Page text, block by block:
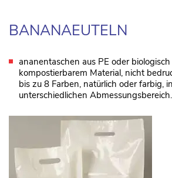
BANANAEUTELN
ananentaschen aus PE oder
kompostierbarem Material, nicht
bis zu 8 Farben, natürlich oder farbig,
unterschiedlichen Abmessungsbereich.